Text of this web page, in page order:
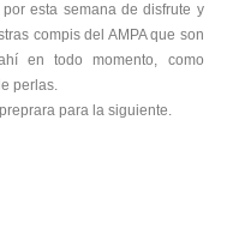
esta semana de disfrute y
compis del AMPA que son
en todo momento, como
perlas.
para la siguiente.